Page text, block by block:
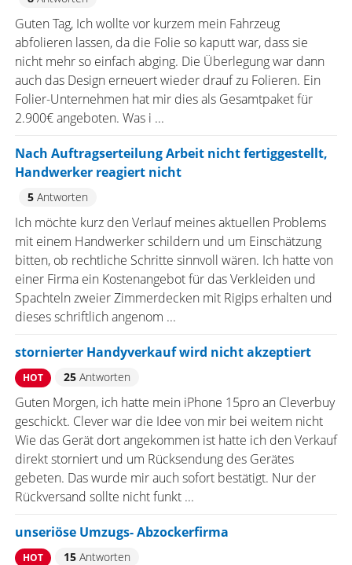
Guten Tag, Ich wollte vor kurzem mein Fahrzeug
abfolieren lassen, da die Folie so kaputt war, dass sie
nicht mehr so einfach abging. Die Überlegung war dann
auch das Design erneuert wieder drauf zu Folieren. Ein
Folier-Unternehmen hat mir dies als Gesamtpaket für
2.900€ angeboten. Was i ...
Nach Auftragserteilung Arbeit nicht fertiggestellt,
Handwerker reagiert nicht
5Antworten
Ich möchte kurz den Verlauf meines aktuellen Problems
mit einem Handwerker schildern und um Einschätzung
bitten, ob rechtliche Schritte sinnvoll wären. Ich hatte von
einer Firma ein Kostenangebot für das Verkleiden und
Spachteln zweier Zimmerdecken mit Rigips erhalten und
dieses schriftlich angenom ...
stornierter Handyverkauf wird nicht akzeptiert
HOT 25Antworten
Guten Morgen, ich hatte mein iPhone 15pro an Cleverbuy
geschickt. Clever war die Idee von mir bei weitem nicht
Wie das Gerät dort angekommen ist hatte ich den Verkauf
direkt storniert und um Rücksendung des Gerätes
gebeten. Das wurde mir auch sofort bestätigt. Nur der
Rückversand sollte nicht funkt ...
unseriöse Umzugs- Abzockerfirma
HOT 15Antworten